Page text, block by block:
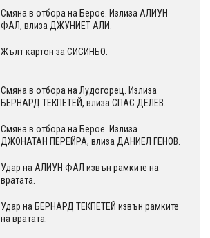
Смяна в отбора на Берое. Излиза АЛИУН
ФАЛ, влиза ДЖУНИЕТ АЛИ.
Жълт картон за СИСИНЬО.
Смяна в отбора на Лудогорец. Излиза
БЕРНАРД ТЕКПЕТЕЙ, влиза СПАС ДЕЛЕВ.
Смяна в отбора на Берое. Излиза
ДЖОНАТАН ПЕРЕЙРА, влиза ДАНИЕЛ ГЕНОВ.
Удар на АЛИУН ФАЛ извън рамките на
вратата.
Удар на БЕРНАРД ТЕКПЕТЕЙ извън рамките
на вратата.